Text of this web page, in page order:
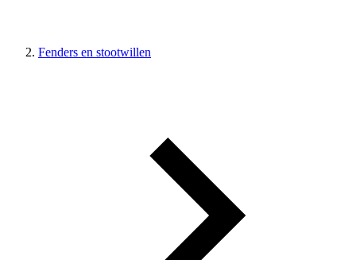
Fenders en stootwillen